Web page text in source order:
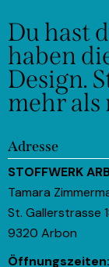
Du hast
haben
Design.
mehr als
Adresse
STOFFWERK
Tamara
St. Gallerstrasse
9320 Arbon
Öffnungszeiten: